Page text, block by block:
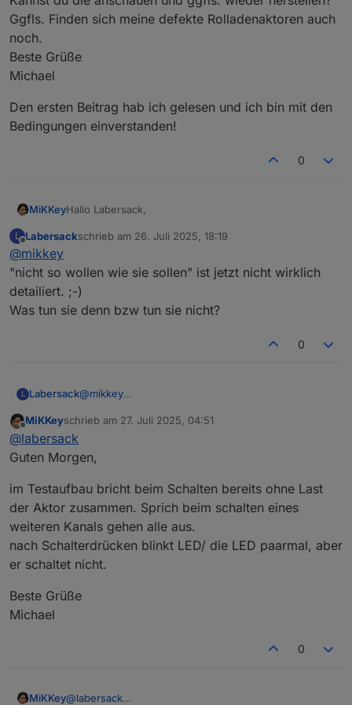
Ggfls. Finden sich meine defekte Rolladenaktoren auch
noch.
Beste Grüße
Michael
Den ersten Beitrag hab ich gelesen und ich bin mit den
Bedingungen einverstanden!
0
MiKKeyHallo Labersack,
ich hab hier 2 HM-LC-Sw4-DR 4 Kanal Aktor für
die nicht so wollen wie sie sollen.
Kannst du die anschauen und ggfls. wieder
herstellen?
Ggfls. Finden sich meine defekte Rolladenaktoren
Den ersten Beitrag hab ich gelesen und ich bin mit den
Bedingungen einverstanden!
L
Offline
Labersackschrieb am 26. Juli 2025, 18:19
zuletzt editiert von
@mikkey
"nicht so wollen wie sie sollen" ist jetzt nicht wirklich
detailiert. ;-)
Was tun sie denn bzw tun sie nicht?
0
L Labersack@mikkey
wirklich detailiert. ;-)
Offline
MiKKeyschrieb am 27. Juli 2025, 04:51
zuletzt editiert von
@labersack
Guten Morgen,
im Testaufbau bricht beim Schalten bereits ohne Last
der Aktor zusammen. Sprich beim schalten eines
weiteren Kanals gehen alle aus.
nach Schalterdrücken blinkt LED/ die LED paarmal, aber
er schaltet nicht.
Beste Grüße
Michael
0
MiKKey@labersack